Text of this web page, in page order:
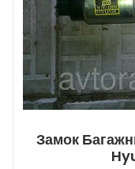
Замок